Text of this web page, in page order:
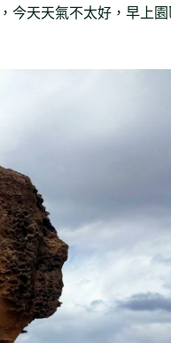
天天氣不太好，早上園